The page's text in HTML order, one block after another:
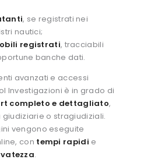
, se registrati nei
nautici;
registrati, tracciabili
banche dati.
avanzati e accessi
Investigazioni è in grado di
completo e dettagliato,
o stragiudiziali.
vengono eseguite
con tempi rapidi e
.